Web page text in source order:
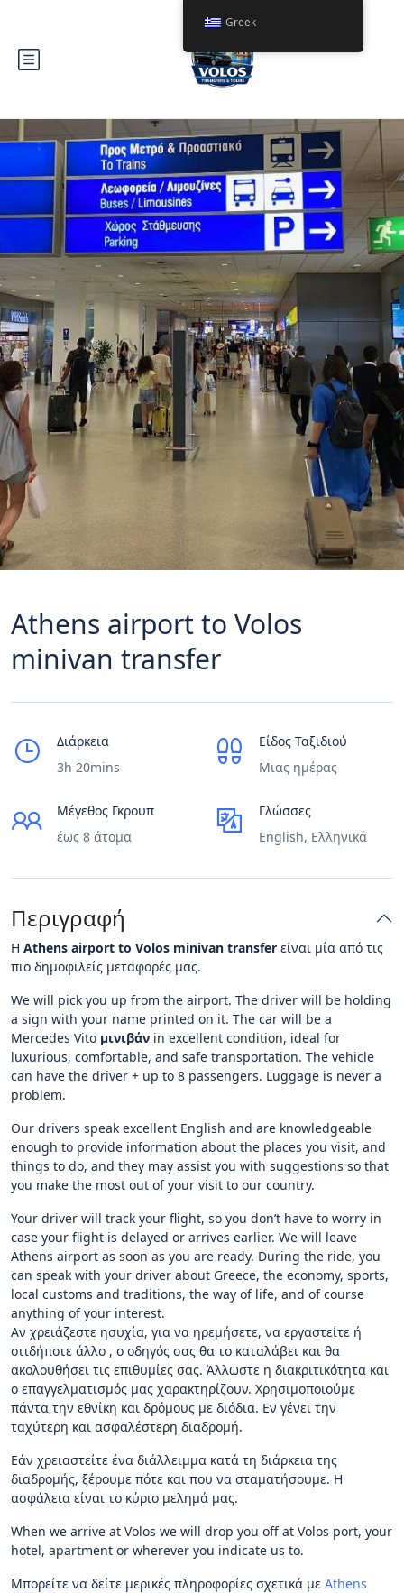
Athens airport to Volos
minivan transfer
Διάρκεια
3h 20mins
Είδος Ταξιδιού
Μιας ημέρας
Μέγεθος Γκρουπ
έως 8 άτομα
Γλώσσες
English, Ελληνικά
Περιγραφή
Η Athens airport to Volos minivan transfer είναι μία από τις
πιο δημοφιλείς μεταφορές μας.
We will pick you up from the airport. The driver will be holding
a sign with your name printed on it. The car will be a
Mercedes Vito μινιβάν in excellent condition, ideal for
luxurious, comfortable, and safe transportation. The vehicle
can have the driver + up to 8 passengers. Luggage is never a
problem.
Our drivers speak excellent English and are knowledgeable
enough to provide information about the places you visit, and
things to do, and they may assist you with suggestions so that
you make the most out of your visit to our country.
Your driver will track your flight, so you don’t have to worry in
case your flight is delayed or arrives earlier. We will leave
Athens airport as soon as you are ready. During the ride, you
can speak with your driver about Greece, the economy, sports,
local customs and traditions, the way of life, and of course
anything of your interest.
Αν χρειάζεστε ησυχία, για να ηρεμήσετε, να εργαστείτε ή
οτιδήποτε άλλο , ο οδηγός σας θα το καταλάβει και θα
ακολουθήσει τις επιθυμίες σας. Άλλωστε η διακριτικότητα και
ο επαγγελματισμός μας χαρακτηρίζουν. Χρησιμοποιούμε
πάντα την εθνίκη και δρόμους με διόδια. Εν γένει την
ταχύτερη και ασφαλέστερη διαδρομή.
Εάν χρειαστείτε ένα διάλλειμμα κατά τη διάρκεια της
διαδρομής, ξέρουμε πότε και που να σταματήσουμε. Η
ασφάλεια είναι το κύριο μελημά μας.
When we arrive at Volos we will drop you off at Volos port, your
hotel, apartment or wherever you indicate us to.
Μπορείτε να δείτε μερικές πληροφορίες σχετικά με Athens
Greek